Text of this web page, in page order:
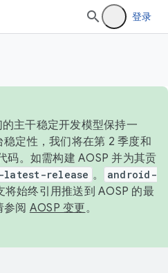
登录
主干稳定开发模型保持一
定性，我们将在第 2 季度和
码。如需构建 AOSP 并为其贡
latest-release 。
android-
将始终引用推送到 AOSP 的最
参阅 AOSP 变更。